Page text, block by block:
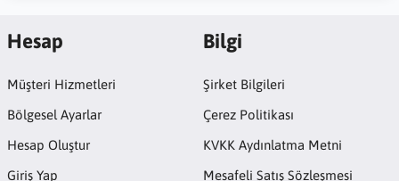
Hesap
Müşteri Hizmetleri
Bölgesel Ayarlar
Hesap Oluştur
Giriş Yap
Bilgi
Şirket Bilgileri
Çerez Politikası
KVKK Aydınlatma Metni
Mesafeli Satış Sözleşmesi